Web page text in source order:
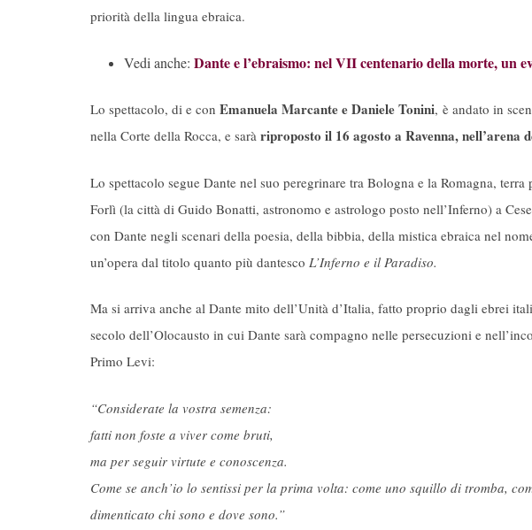
priorità della lingua ebraica.
Vedi anche: Dante e l’ebraismo: nel VII centenario della morte, un
Lo spettacolo, di e con Emanuela Marcante e Daniele Tonini, è andato in
nella Corte della Rocca, e sarà riproposto il 16 agosto a Ravenna, nell’arena
Lo spettacolo segue Dante nel suo peregrinare tra Bologna e la Romagna,
Forlì (la città di Guido Bonatti, astronomo e astrologo posto nell’Inferno) a
con Dante negli scenari della poesia, della bibbia, della mistica ebraica nel
un’opera dal titolo quanto più dantesco L’Inferno e il Paradiso.
Ma si arriva anche al Dante mito dell’Unità d’Italia, fatto proprio dagli ebrei
secolo dell’Olocausto in cui Dante sarà compagno nelle persecuzioni e
Primo Levi:
“Considerate la vostra semenza:
fatti non foste a viver come bruti,
ma per seguir virtute e conoscenza.
Come se anch’io lo sentissi per la prima volta: come uno squillo di tromba,
dimenticato chi sono e dove sono.”